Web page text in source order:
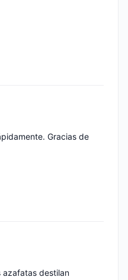
Gracias de
azafatas destilan